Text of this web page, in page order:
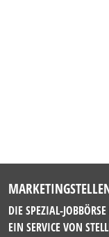
DIE SPEZIAL-
EIN SERVICE VON